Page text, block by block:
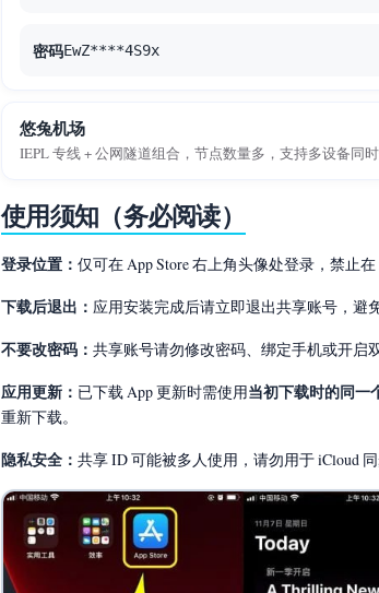
密码EwZ****4S9x
悠兔机场
IEPL 专线 + 公网隧道组合，节点数量多，支持多设备同时
使用须知（务必阅读）
登录位置： 仅可在 App Store 右上角头像处登录，禁止在
下载后退出： 应用安装完成后请立即退出共享账号，避
不要改密码： 共享账号请勿修改密码、绑定手机或开启
应用更新： 已下载 App 更新时需使用当初下载时的同一
重新下载。
隐私安全： 共享 ID 可能被多人使用，请勿用于 iCloud